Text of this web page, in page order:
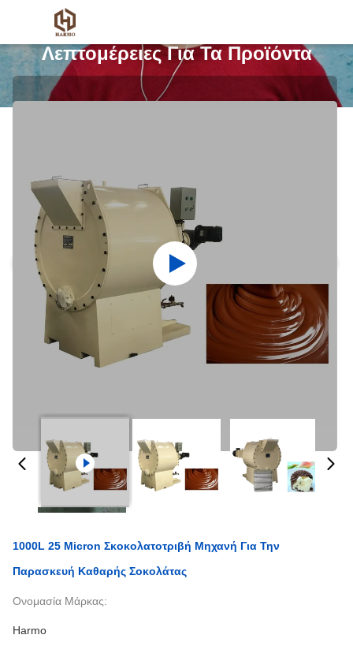
Λεπτομέρειες Για Τα Προϊόντα
1000L 25 Micron Σκοκολατοτριβή Μηχανή Για Την
Παρασκευή Καθαρής Σοκολάτας
Ονομασία Μάρκας:
Harmo